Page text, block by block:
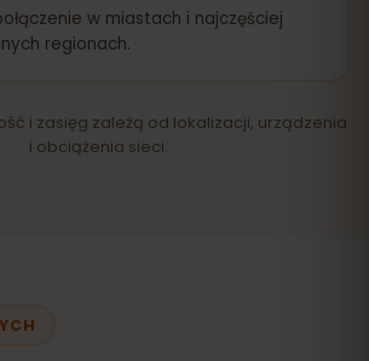
w miastach i najczęściej
regionach.
i zasięg zależą od lokalizacji, urządzenia
i obciążenia sieci.